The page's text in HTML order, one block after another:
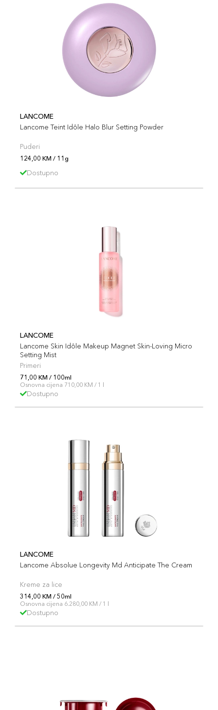
LANCOME
Lancome Teint Idôle Halo Blur Setting Powder
Puderi
124,00 KM / 11g
Dostupno
LANCOME
Lancome Skin Idôle Makeup Magnet Skin-Loving Micro
Setting Mist
Primeri
71,00 KM / 100ml
Osnovna cijena 710,00 KM / 1 l
Dostupno
LANCOME
Lancome Absolue Longevity Md Anticipate The Cream
Kreme za lice
314,00 KM / 50ml
Osnovna cijena 6.280,00 KM / 1 l
Dostupno